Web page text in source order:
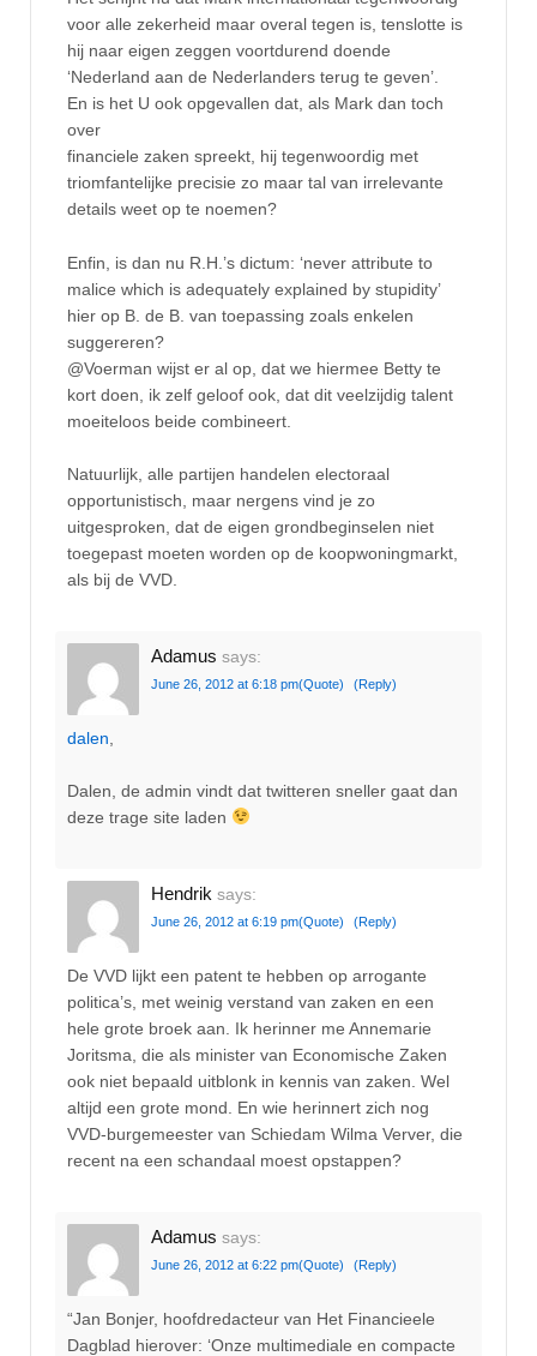
voor alle zekerheid maar overal tegen is, tenslotte is
hij naar eigen zeggen voortdurend doende
‘Nederland aan de Nederlanders terug te geven’.
En is het U ook opgevallen dat, als Mark dan toch
over
financiele zaken spreekt, hij tegenwoordig met
triomfantelijke precisie zo maar tal van irrelevante
details weet op te noemen?
Enfin, is dan nu R.H.’s dictum: ‘never attribute to
malice which is adequately explained by stupidity’
hier op B. de B. van toepassing zoals enkelen
suggereren?
@Voerman wijst er al op, dat we hiermee Betty te
kort doen, ik zelf geloof ook, dat dit veelzijdig talent
moeiteloos beide combineert.
Natuurlijk, alle partijen handelen electoraal
opportunistisch, maar nergens vind je zo
uitgesproken, dat de eigen grondbeginselen niet
toegepast moeten worden op de koopwoningmarkt,
als bij de VVD.
Adamus says:
June 26, 2012 at 6:18 pm(Quote) (Reply)
dalen
Dalen, de admin vindt dat twitteren sneller gaat dan
deze trage site laden
Hendrik says:
June 26, 2012 at 6:19 pm(Quote) (Reply)
De VVD lijkt een patent te hebben op arrogante
politica’s, met weinig verstand van zaken en een
hele grote broek aan. Ik herinner me Annemarie
Joritsma, die als minister van Economische Zaken
ook niet bepaald uitblonk in kennis van zaken. Wel
altijd een grote mond. En wie herinnert zich nog
VVD-burgemeester van Schiedam Wilma Verver, die
recent na een schandaal moest opstappen?
Adamus says:
June 26, 2012 at 6:22 pm(Quote) (Reply)
“Jan Bonjer, hoofdredacteur van Het Financieele
Dagblad hierover: ‘Onze multimediale en compacte